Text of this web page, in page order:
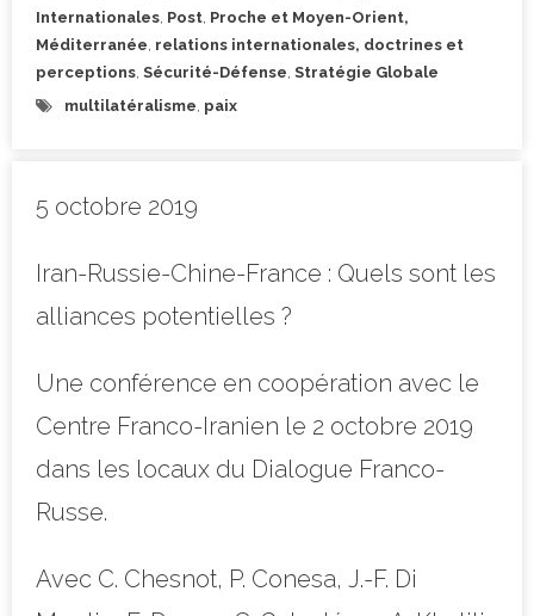
Internationales Post Proche et Moyen-Orient,
Méditerranée relations internationales, doctrines et
perceptions Sécurité-Défense Stratégie Globale
multilatéralisme paix
5 octobre 2019
Iran-Russie-Chine-France : Quels sont les
alliances potentielles ?
Une conférence en coopération avec le
Centre Franco-Iranien le 2 octobre 2019
dans les locaux du Dialogue Franco-
Russe.
Avec C. Chesnot, P. Conesa, J.-F. Di